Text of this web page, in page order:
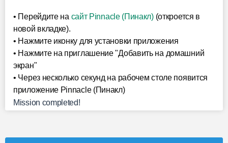
• Перейдите на сайт Pinnacle (Пинакл)(откроется в
новой вкладке).
• Нажмите иконку для установки приложения
• Нажмите на приглашение "Добавить на домашний
экран"
• Через несколько секунд на рабочем столе появится
приложение Pinnacle (Пинакл)
Mission completed!